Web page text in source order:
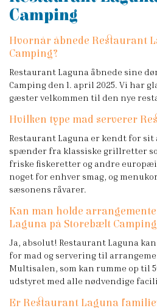
Camping
Hvornår åbnede Restaurant
Camping?
Restaurant Laguna åbnede sine
Camping den 1. april 2025. Vi har
gæster velkommen til den nye
Hvilken type mad serverer
Restaurant Laguna er kendt for
spænder fra klassiske grillretter
friske fiskeretter og andre
noget for enhver smag, og
sæsonens råvarer.
Kan man holde
Laguna på Storebælt
Ja, absolut! Restaurant Laguna
for mad og servering til
Multisalen, som kan rumme op til
udstyret med alle nødvendige
Er Restaurant Laguna